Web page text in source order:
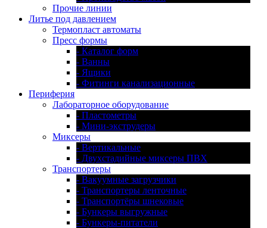
Прочие линии
Литье под давлением
Термопласт автоматы
Пресс формы
- Каталог форм
- Ванны
- Ящики
- Фитинги канализационные
Периферия
Лабораторное оборудование
- Пластометры
- Мини-экструдеры
Миксеры
- Вертикальные
- Двухстадийные миксеры ПВХ
Транспортеры
- Вакуумные загрузчики
- Транспортеры ленточные
- Транспортёры шнековые
- Бункеры выгружные
- Бункеры-питатели